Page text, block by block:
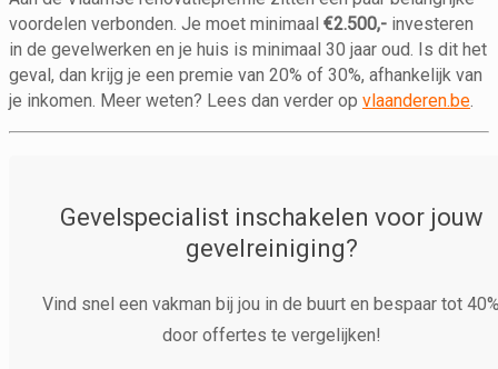
voordelen verbonden. Je moet minimaal €2.500,- investeren
in de gevelwerken en je huis is minimaal 30 jaar oud. Is dit het
geval, dan krijg je een premie van 20% of 30%, afhankelijk van
je inkomen. Meer weten? Lees dan verder op vlaanderen.be
Gevelspecialist inschakelen voor jouw
gevelreiniging?
Vind snel een vakman bij jou in de buurt en bespaar tot
door offertes te vergelijken!